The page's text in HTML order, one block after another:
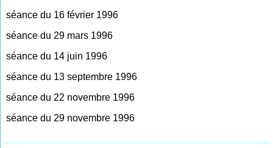
séance du 16 février 1996
séance du 29 mars 1996
séance du 14 juin 1996
séance du 13 septembre 1996
séance du 22 novembre 1996
séance du 29 novembre 1996